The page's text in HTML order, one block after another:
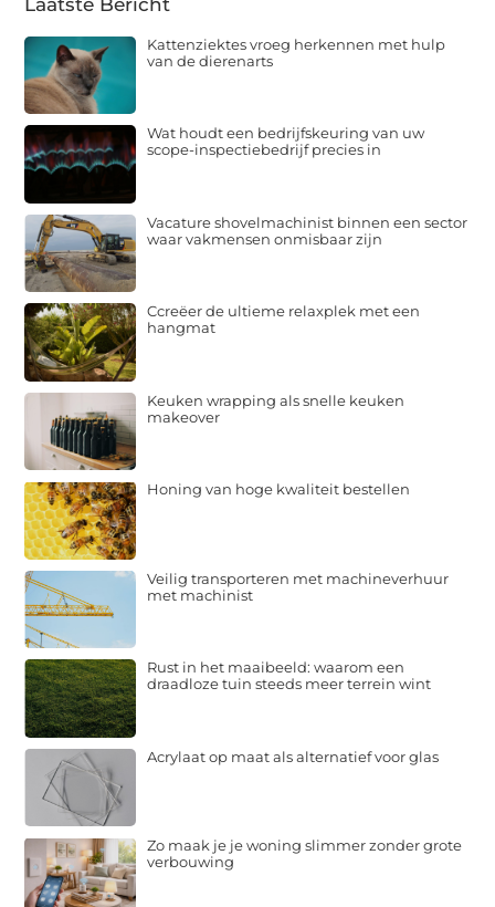
Kattenziektes vroeg herkennen met hulp
van de dierenarts
Wat houdt een bedrijfskeuring van uw
scope-inspectiebedrijf precies in
Vacature shovelmachinist binnen een sector
waar vakmensen onmisbaar zijn
Ccreëer de ultieme relaxplek met een
hangmat
Keuken wrapping als snelle keuken
makeover
Honing van hoge kwaliteit bestellen
Veilig transporteren met machineverhuur
met machinist
Rust in het maaibeeld: waarom een
draadloze tuin steeds meer terrein wint
Acrylaat op maat als alternatief voor glas
Zo maak je je woning slimmer zonder grote
verbouwing